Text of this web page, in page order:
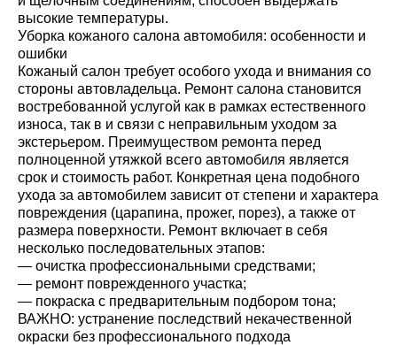
высокие температуры.
Уборка кожаного салона автомобиля: особенности и
ошибки
Кожаный салон требует особого ухода и внимания со
стороны автовладельца. Ремонт салона становится
востребованной услугой как в рамках естественного
износа, так в и связи с неправильным уходом за
экстерьером. Преимуществом ремонта перед
полноценной утяжкой всего автомобиля является
срок и стоимость работ. Конкретная цена подобного
ухода за автомобилем зависит от степени и характера
повреждения (царапина, прожег, порез), а также от
размера поверхности. Ремонт включает в себя
несколько последовательных этапов:
— очистка профессиональными средствами;
— ремонт поврежденного участка;
— покраска с предварительным подбором тона;
ВАЖНО: устранение последствий некачественной
окраски без профессионального подхода